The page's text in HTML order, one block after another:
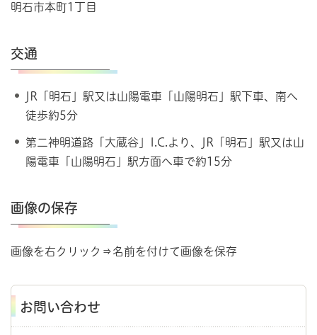
明石市本町1丁目
交通
JR「明石」駅又は山陽電車「山陽明石」駅下車、南へ
徒歩約5分
第二神明道路「大蔵谷」I.C.より、JR「明石」駅又は山
陽電車「山陽明石」駅方面へ車で約15分
画像の保存
画像を右クリック⇒名前を付けて画像を保存
お問い合わせ